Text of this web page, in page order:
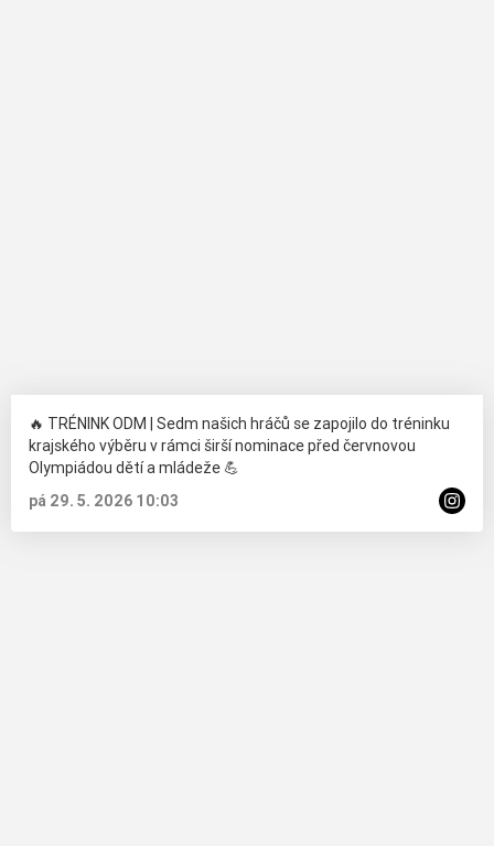
🔥 TRÉNINK ODM | Sedm našich hráčů se zapojilo do tréninku
krajského výběru v rámci širší nominace před červnovou
Olympiádou dětí a mládeže 💪
pá 29. 5. 2026 10:03